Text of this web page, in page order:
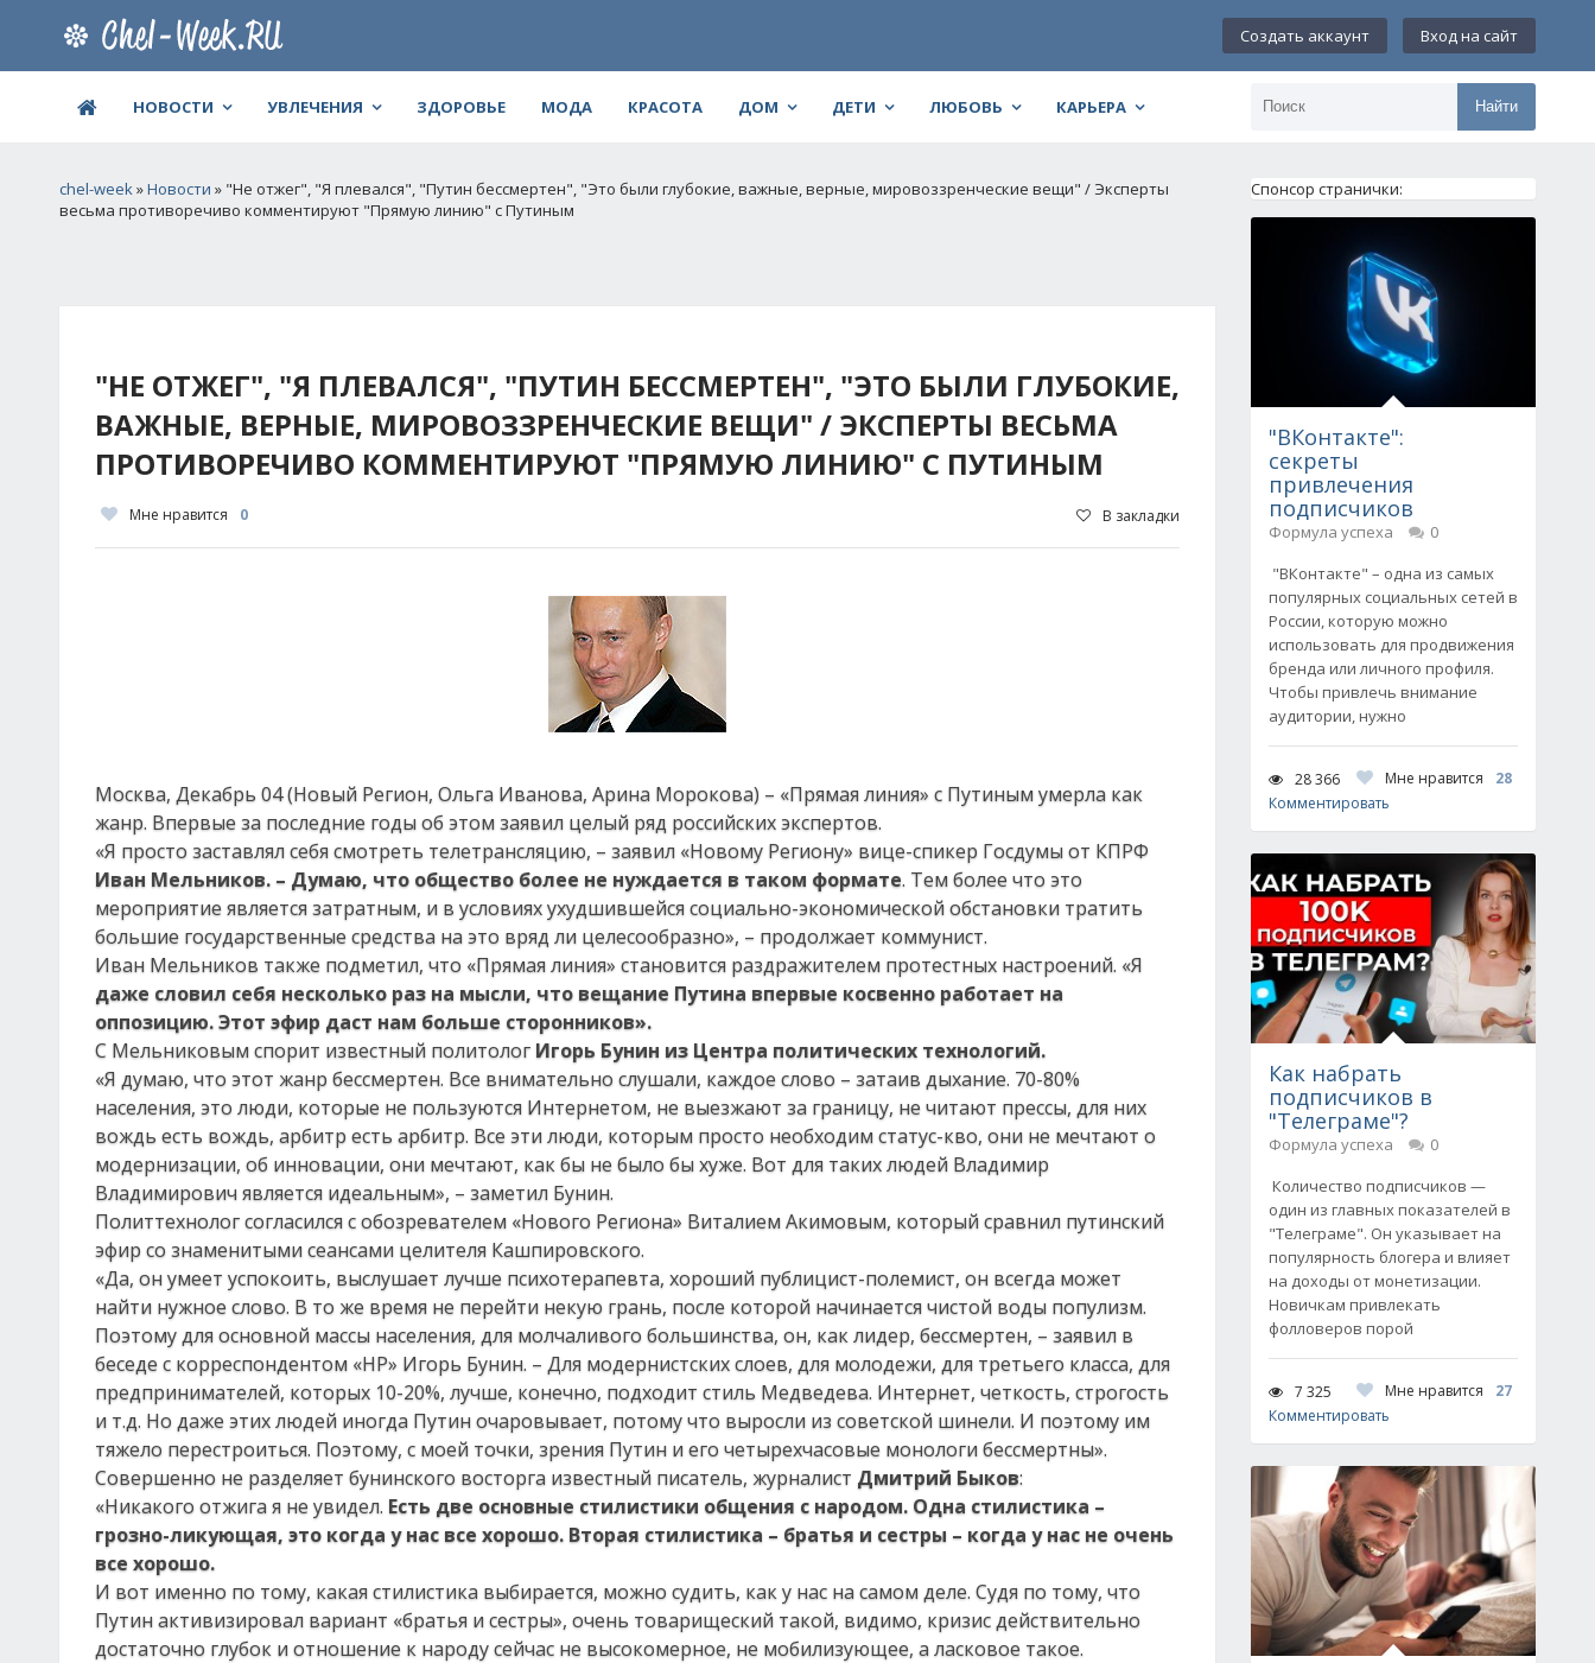
Создать аккаунт Вход на сайт
НОВОСТИ УВЛЕЧЕНИЯ ЗДОРОВЬЕ МОДА КРАСОТА ДОМ ДЕТИ ЛЮБОВЬ КАРЬЕРА Найти
chel-week»Новости » "Не отжег", "Я плевался", "Путин бессмертен", "Это были глубокие, важные, верные, мировоззренческие вещи" / Эксперты
весьма противоречиво комментируют "Прямую линию" с Путиным
"НЕ ОТЖЕГ", "Я ПЛЕВАЛСЯ", "ПУТИН БЕССМЕРТЕН", "ЭТО БЫЛИ ГЛУБОКИЕ,
ВАЖНЫЕ, ВЕРНЫЕ, МИРОВОЗЗРЕНЧЕСКИЕ ВЕЩИ" / ЭКСПЕРТЫ ВЕСЬМА
ПРОТИВОРЕЧИВО КОММЕНТИРУЮТ "ПРЯМУЮ ЛИНИЮ" С ПУТИНЫМ
Мне нравится 0 В закладки
Москва, Декабрь 04 (Новый Регион, Ольга Иванова, Арина Морокова) – «Прямая линия» с Путиным умерла как
жанр. Впервые за последние годы об этом заявил целый ряд российских экспертов.
«Я просто заставлял себя смотреть телетрансляцию, – заявил «Новому Региону» вице-спикер Госдумы от КПРФ
Иван Мельников. – Думаю, что общество более не нуждается в таком формате. Тем более что это
мероприятие является затратным, и в условиях ухудшившейся социально-экономической обстановки тратить
большие государственные средства на это вряд ли целесообразно», – продолжает коммунист.
Иван Мельников также подметил, что «Прямая линия» становится раздражителем протестных настроений. «Я
даже словил себя несколько раз на мысли, что вещание Путина впервые косвенно работает на
оппозицию. Этот эфир даст нам больше сторонников».
С Мельниковым спорит известный политолог Игорь Бунин из Центра политических технологий.
«Я думаю, что этот жанр бессмертен. Все внимательно слушали, каждое слово – затаив дыхание. 70-80%
населения, это люди, которые не пользуются Интернетом, не выезжают за границу, не читают прессы, для них
вождь есть вождь, арбитр есть арбитр. Все эти люди, которым просто необходим статус-кво, они не мечтают о
модернизации, об инновации, они мечтают, как бы не было бы хуже. Вот для таких людей Владимир
Владимирович является идеальным», – заметил Бунин.
Политтехнолог согласился с обозревателем «Нового Региона» Виталием Акимовым, который сравнил путинский
эфир со знаменитыми сеансами целителя Кашпировского.
«Да, он умеет успокоить, выслушает лучше психотерапевта, хороший публицист-полемист, он всегда может
найти нужное слово. В то же время не перейти некую грань, после которой начинается чистой воды популизм.
Поэтому для основной массы населения, для молчаливого большинства, он, как лидер, бессмертен, – заявил в
беседе с корреспондентом «НР» Игорь Бунин. – Для модернистских слоев, для молодежи, для третьего класса, для
предпринимателей, которых 10-20%, лучше, конечно, подходит стиль Медведева. Интернет, четкость, строгость
и т.д. Но даже этих людей иногда Путин очаровывает, потому что выросли из советской шинели. И поэтому им
тяжело перестроиться. Поэтому, с моей точки, зрения Путин и его четырехчасовые монологи бессмертны».
Совершенно не разделяет бунинского восторга известный писатель, журналист Дмитрий Быков:
«Никакого отжига я не увидел. Есть две основные стилистики общения с народом. Одна стилистика –
грозно-ликующая, это когда у нас все хорошо. Вторая стилистика – братья и сестры – когда у нас не очень
все хорошо.
И вот именно по тому, какая стилистика выбирается, можно судить, как у нас на самом деле. Судя по тому, что
Путин активизировал вариант «братья и сестры», очень товарищеский такой, видимо, кризис действительно
достаточно глубок и отношение к народу сейчас не высокомерное, не мобилизующее, а ласковое такое.
Спонсор странички:
"ВКонтакте":
секреты
привлечения
подписчиков
Формула успеха
0
"ВКонтакте" – одна из самых
популярных социальных сетей в
России, которую можно
использовать для продвижения
бренда или личного профиля.
Чтобы привлечь внимание
аудитории, нужно
28 366 Мне нравится
28
Комментировать
Как набрать
подписчиков в
"Телеграме"?
Формула успеха
0
Количество подписчиков —
один из главных показателей в
"Телеграме". Он указывает на
популярность блогера и влияет
на доходы от монетизации.
Новичкам привлекать
фолловеров порой
7 325 Мне нравится
27
Комментировать